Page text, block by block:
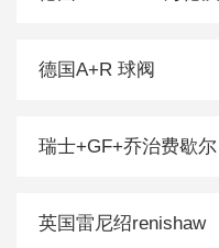
德国A+R 球阀
瑞士+GF+乔治费歇尔
英国雷尼绍renishaw